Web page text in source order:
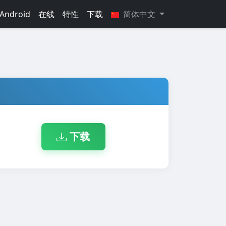
Android 在线 特性 下载 简体中文
下载